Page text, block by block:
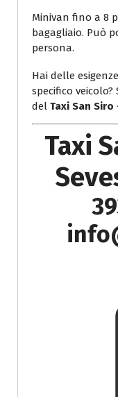
Minivan fino a 8
bagagliaio. Può
persona.
Hai delle
specifico
del Taxi San
Taxi